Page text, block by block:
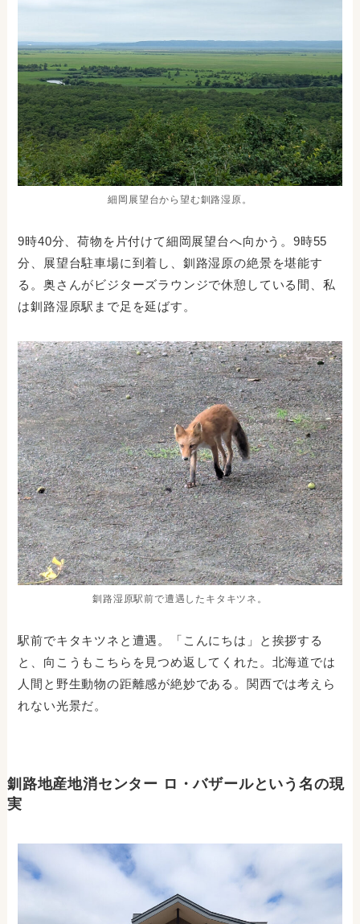
細岡展望台から望む釧路湿原。
9時40分、荷物を片付けて細岡展望台へ向かう。9時55
分、展望台駐車場に到着し、釧路湿原の絶景を堪能す
る。奥さんがビジターズラウンジで休憩している間、私
は釧路湿原駅まで足を延ばす。
釧路湿原駅前で遭遇したキタキツネ。
駅前でキタキツネと遭遇。「こんにちは」と挨拶する
と、向こうもこちらを見つめ返してくれた。北海道では
人間と野生動物の距離感が絶妙である。関西では考えら
れない光景だ。
釧路地産地消センター ロ・バザールという名の現
実